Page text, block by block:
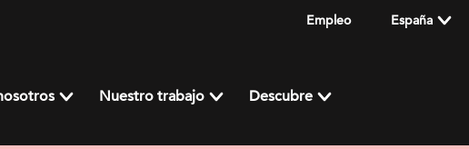
Empleo España
Nuestro trabajo Descubre